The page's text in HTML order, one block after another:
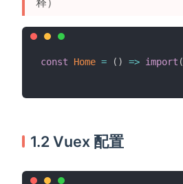
const Home = ( ) => import (
1.2 Vuex 配置